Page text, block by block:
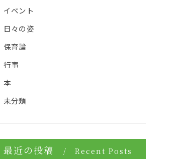
イベント
日々の姿
保育論
行事
本
未分類
最近の投稿 Recent Posts